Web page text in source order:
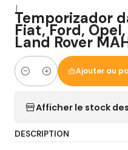
|
Temporizador
Fiat, Ford,
Land Rover
Quantité
Ajouter au
Afficher le stock
DESCRIPTION